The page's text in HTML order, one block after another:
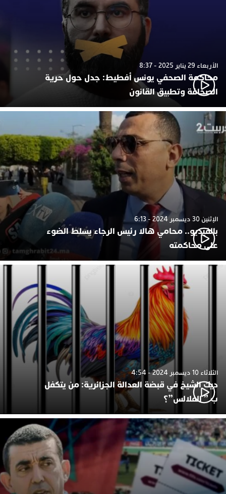
الأربعاء 29 يناير 2025 - 8:37
محاكمة الصحفي يونس أفطيط: جدل حول حرية
الصحافة وتطبيق القانون
الإثنين 30 ديسمبر 2024 - 6:13
بالفيديو.. محامي هالا رئيس الرجاء يسلط الضوء
على محاكمته
الثلاثاء 10 ديسمبر 2024 - 4:54
ديك الشيخ في قبضة العدالة الجزائرية: من يتكفل
ب ” الفلالس”؟